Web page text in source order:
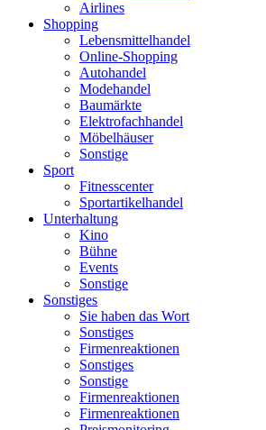
Airlines
Shopping
Lebensmittelhandel
Online-Shopping
Autohandel
Modehandel
Baumärkte
Elektrofachhandel
Möbelhäuser
Sonstige
Sport
Fitnesscenter
Sportartikelhandel
Unterhaltung
Kino
Bühne
Events
Sonstige
Sonstiges
Sie haben das Wort
Sonstiges
Firmenreaktionen
Sonstiges
Sonstige
Firmenreaktionen
Firmenreaktionen